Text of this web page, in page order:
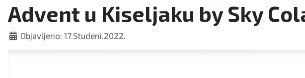
Crna
kronika
Advent u Kiseljaku by Sky
Objavljeno: 17.Studeni.2022.